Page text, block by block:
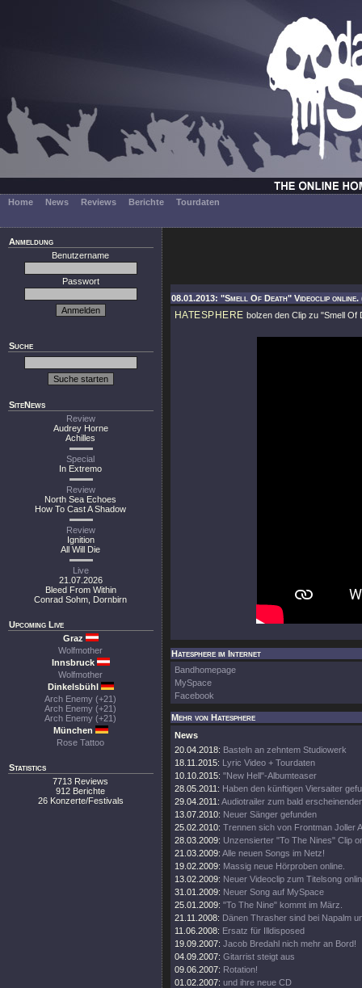
Home News Reviews Berichte Tourdaten
Anmeldung
Benutzername
Passwort
Suche
SiteNews
Review
Audrey Horne
Achilles
Special
In Extremo
Review
North Sea Echoes
How To Cast A Shadow
Review
Ignition
All Will Die
Live
21.07.2026
Bleed From Within
Conrad Sohm, Dornbirn
Upcoming Live
Graz
Wolfmother
Innsbruck
Wolfmother
Dinkelsbühl
Arch Enemy (+21)
Arch Enemy (+21)
Arch Enemy (+21)
München
Rose Tattoo
Statistics
7713 Reviews
912 Berichte
26 Konzerte/Festivals
08.01.2013: "Smell Of Death" Videoclip online.
HATESPHERE bolzen den Clip zu "Smell Of
Hatesphere im Internet
Bandhomepage
MySpace
Facebook
Mehr von Hatesphere
News
20.04.2018: Basteln an zehntem Studiowerk
18.11.2015: Lyric Video + Tourdaten
10.10.2015: "New Hell"-Albumteaser
28.05.2011: Haben den künftigen Viersaiter
29.04.2011: Audiotrailer zum bald
13.07.2010: Neuer Sänger gefunden
25.02.2010: Trennen sich von Frontman Joller
28.03.2009: Unzensierter "To The Nines" Clip
21.03.2009: Alle neuen Songs im Netz!
19.02.2009: Massig neue Hörproben online.
13.02.2009: Neuer Videoclip zum Titelsong
31.01.2009: Neuer Song auf MySpace
25.01.2009: "To The Nine" kommt im März.
21.11.2008: Dänen Thrasher sind bei Napalm
11.06.2008: Ersatz für Illdisposed
19.09.2007: Jacob Bredahl nich mehr an Bord!
04.09.2007: Gitarrist steigt aus
09.06.2007: Rotation!
01.02.2007: und ihre neue CD